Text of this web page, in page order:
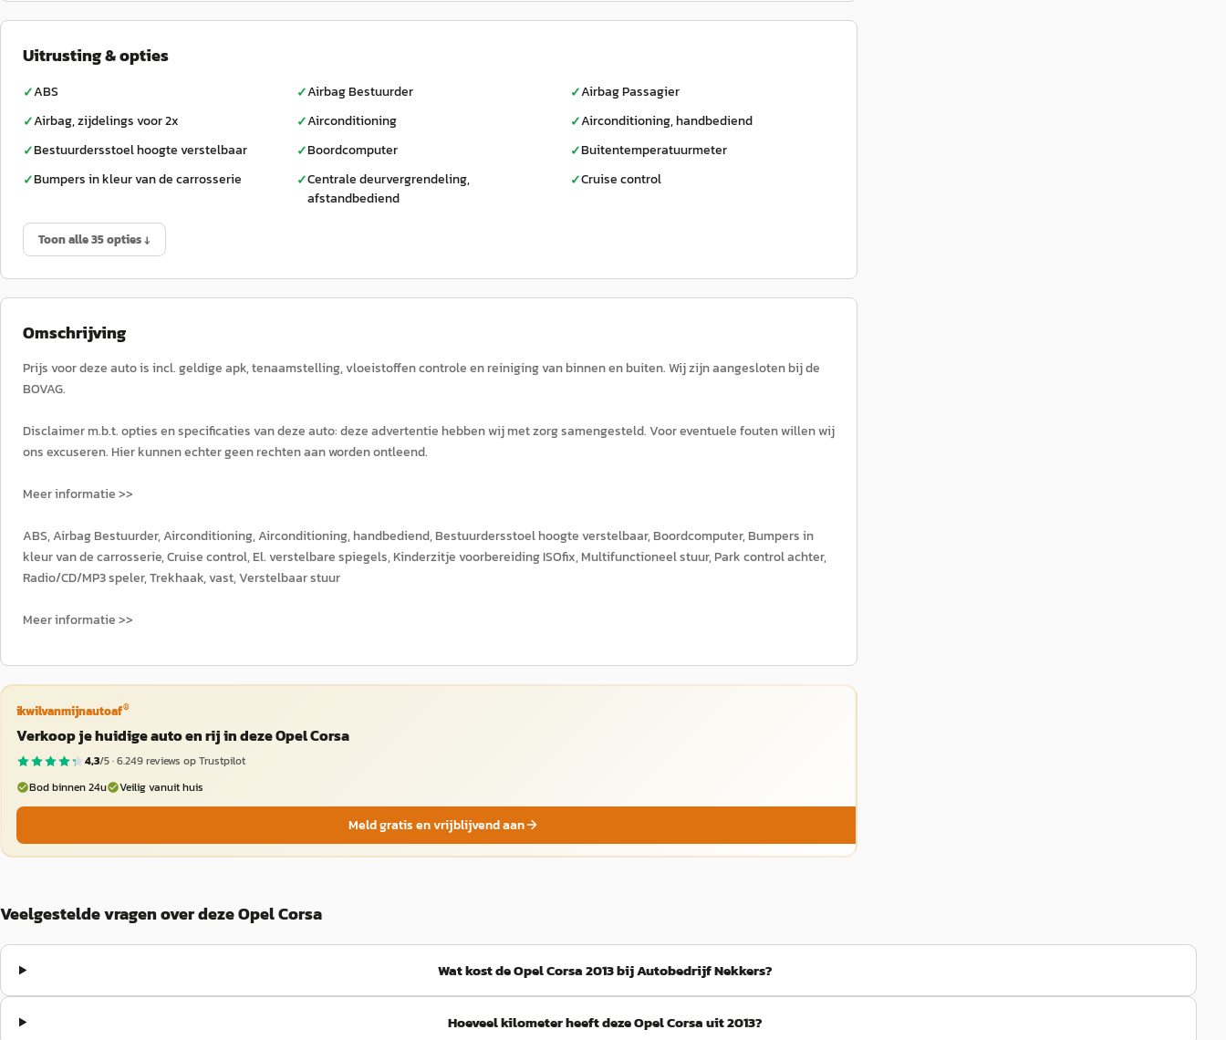
Uitrusting & opties
✓ABS ✓Airbag Bestuurder ✓Airbag Passagier
✓Airbag, zijdelings voor 2x ✓Airconditioning ✓Airconditioning, handbediend
✓Bestuurdersstoel hoogte verstelbaar ✓Boordcomputer ✓Buitentemperatuurmeter
✓Bumpers in kleur van de carrosserie ✓Centrale deurvergrendeling,
afstandbediend
✓Cruise control
Toon alle 35 opties ↓
Omschrijving
Prijs voor deze auto is incl. geldige apk, tenaamstelling, vloeistoffen controle en reiniging van binnen en buiten. Wij zijn aangesloten bij de
BOVAG.
Disclaimer m.b.t. opties en specificaties van deze auto: deze advertentie hebben wij met zorg samengesteld. Voor eventuele fouten willen wij
ons excuseren. Hier kunnen echter geen rechten aan worden ontleend.
Meer informatie >>
ABS, Airbag Bestuurder, Airconditioning, Airconditioning, handbediend, Bestuurdersstoel hoogte verstelbaar, Boordcomputer, Bumpers in
kleur van de carrosserie, Cruise control, El. verstelbare spiegels, Kinderzitje voorbereiding ISOfix, Multifunctioneel stuur, Park control achter,
Radio/CD/MP3 speler, Trekhaak, vast, Verstelbaar stuur
Meer informatie >>
ikwilvanmijnautoaf®
Verkoop je huidige auto en rij in deze Opel Corsa
4,3/5 ·6.249reviews op Trustpilot
Bod binnen 24u
Veilig vanuit huis
Meld gratis en vrijblijvend aan
Veelgestelde vragen over deze Opel Corsa
Wat kost de Opel Corsa 2013 bij Autobedrijf Nekkers?
Hoeveel kilometer heeft deze Opel Corsa uit 2013?